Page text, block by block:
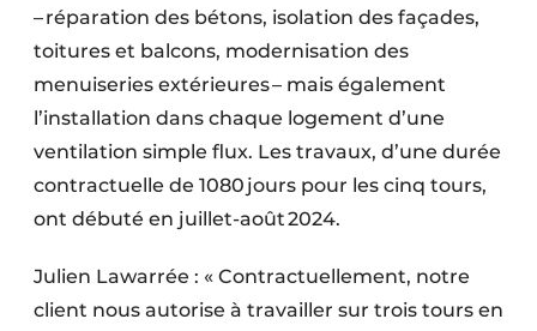
Rénovation
Sécurité incendie
Software
Techniques ferroviaires
Travaux ferroviaires
– réparation des bétons, isolation des façades,
toitures et balcons, modernisation des
menuiseries extérieures – mais également
l’installation dans chaque logement d’une
ventilation simple flux. Les travaux, d’une durée
contractuelle de 1080 jours pour les cinq tours,
ont débuté en juillet-août 2024.
Julien Lawarrée : « Contractuellement, notre
client nous autorise à travailler sur trois tours en